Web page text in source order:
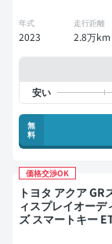
年式
2023
走行距離
2.8万km
無
料
価格交渉OK
トヨタ アクア GRスポーツ 美品 禁煙車
ィスプレイオー
ズ スマートキー